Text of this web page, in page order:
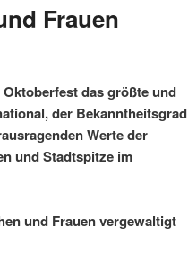
Frauen
das größte und
der Bekanntheitsgrad
Werte der
und Stadtspitze im
und Frauen vergewaltigt